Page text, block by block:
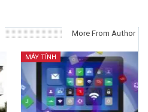
More From Author
MÁY TÍNH